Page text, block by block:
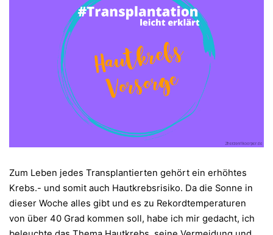
Zum Leben jedes Transplantierten gehört ein erhöhtes
Krebs.- und somit auch Hautkrebsrisiko. Da die Sonne in
dieser Woche alles gibt und es zu Rekordtemperaturen
von über 40 Grad kommen soll, habe ich mir gedacht, ich